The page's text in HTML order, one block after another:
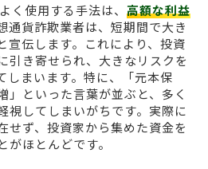
く使用する手法は、 高額な利益
通貨詐欺業者は、短期間で大き
宣伝します。これにより、投資
引き寄せられ、大きなリスクを
しまいます。特に、「元本保
」といった言葉が並ぶと、多く
視してしまいがちです。実際に
せず、投資家から集めた資金を
ほとんどです。